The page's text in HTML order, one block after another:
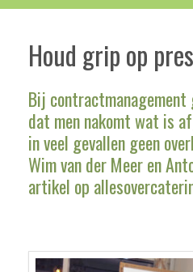
Houd grip op
Bij contractmanagement
dat men nakomt wat is
in veel gevallen geen
Wim van der Meer en
artikel op